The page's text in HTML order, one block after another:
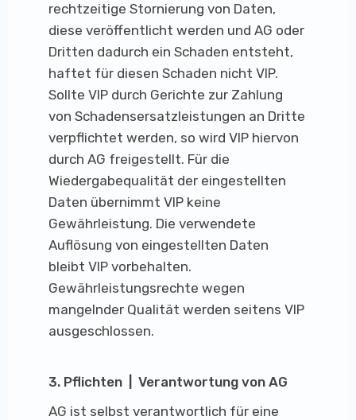
rechtzeitige Stornierung von Daten,
diese veröffentlicht werden und AG oder
Dritten dadurch ein Schaden entsteht,
haftet für diesen Schaden nicht VIP.
Sollte VIP durch Gerichte zur Zahlung
von Schadensersatzleistungen an Dritte
verpflichtet werden, so wird VIP hiervon
durch AG freigestellt. Für die
Wiedergabequalität der eingestellten
Daten übernimmt VIP keine
Gewährleistung. Die verwendete
Auflösung von eingestellten Daten
bleibt VIP vorbehalten.
Gewährleistungsrechte wegen
mangelnder Qualität werden seitens VIP
ausgeschlossen.
3. Pflichten | Verantwortung von AG
AG ist selbst verantwortlich für eine